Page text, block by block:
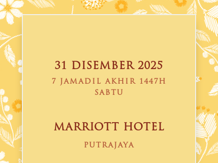
31 DISEMBER 2025
7 JAMADIL AKHIR 1447H
SABTU
MARRIOTT HOTEL
PUTRAJAYA